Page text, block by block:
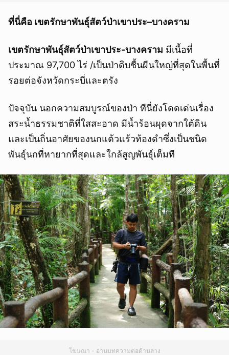
ที่นี่คือ เขตรักษาพันธุ์สัตว์ป่าเขาประ–บางคราม
เขตรักษาพันธุ์สัตว์ป่าเขาประ-บางคราม มีเนื้อที่
ประมาณ 97,700 ไร่ /เป็นป่าดิบชื้นผืนใหญ่ที่สุดในพื้นที่
รอยต่อจังหวัดกระบี่และตรัง
ปัจจุบัน นอกความสมบูรณ์ของป่า ทีนี่ยังโดดเด่นเรื่อง
สระน้ำธรรมชาติที่ใสสะอาด มีน้ำร้อนผุดจากใต้ดิน
และเป็นถิ่นอาศัยของนกแต้วแร้วท้องดำซึ่งเป็นชนิด
พันธุ์นกที่หายากที่สุดและใกล้สูญพันธุ์เต็มที
โฆษณา - อ่านบทความต่อด้านล่าง